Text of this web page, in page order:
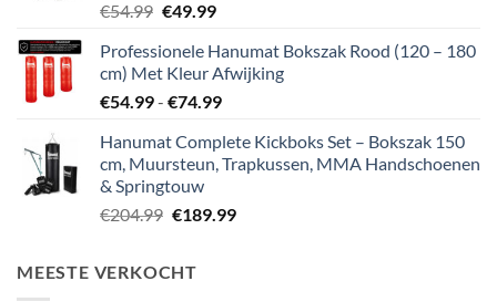
€54.99 Oorspronkelijke
was:
€54.99.
€49.99Huidige
is:
€49.99.
Professionele Hanumat Bokszak Rood (120 – 180
cm) Met Kleur Afwijking
€54.99- €74.99Prijsklasse:
tot
€74.99
Hanumat Complete Kickboks Set – Bokszak 150
cm, Muursteun, Trapkussen, MMA Handschoenen
& Springtouw
€204.99 Oorspronkelijke
€204.99.
€189.99Huidige
MEESTE VERKOCHT